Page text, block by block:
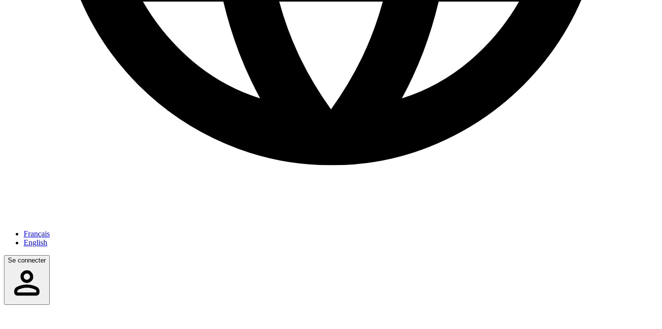
Français
English
Se connecter